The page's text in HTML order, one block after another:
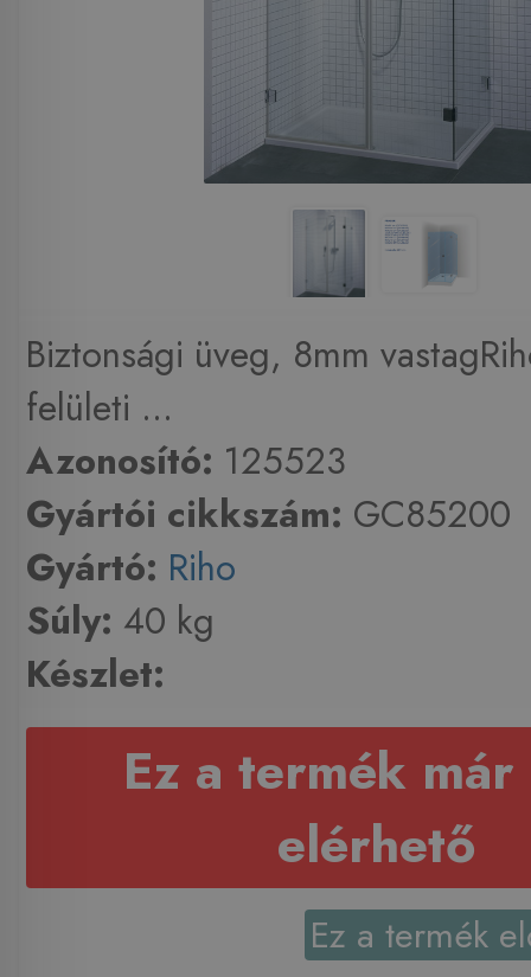
Biztonsági üveg, 8mm
felületi ...
Azonosító: 125523
Gyártói cikkszám: GC85200
Gyártó: Riho
Súly: 40 kg
Készlet:
Ez a termék már
elérhető
Ez a termék